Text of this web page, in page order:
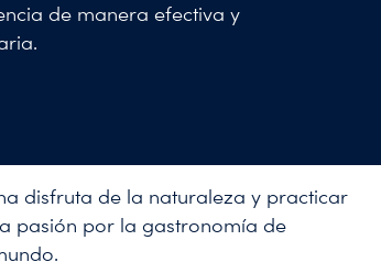
de manera efectiva y
disfruta de la naturaleza y practicar
pasión por la gastronomía de